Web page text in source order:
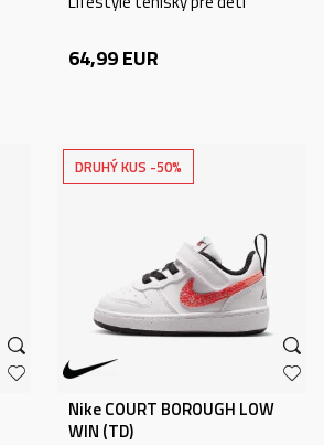
64,99EUR
DRUHÝ KUS -50%
Nike COURT BOROUGH LOW
WIN (TD)